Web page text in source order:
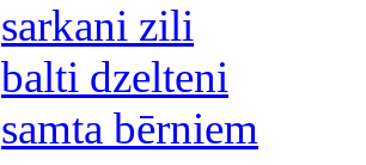
sarkani zili
balti dzelteni
samta bērniem